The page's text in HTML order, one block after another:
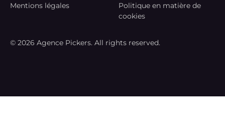
© 2026 Agence Pickers. All rights reserved.
Mentions légales
Politique en matière de
cookies